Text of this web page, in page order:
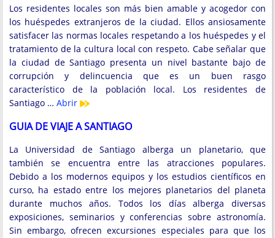
Los residentes locales son más bien amable y acogedor con
los huéspedes extranjeros de la ciudad. Ellos ansiosamente
satisfacer las normas locales respetando a los huéspedes y el
tratamiento de la cultura local con respeto. Cabe señalar que
la ciudad de Santiago presenta un nivel bastante bajo de
corrupción y delincuencia que es un buen rasgo
característico de la población local. Los residentes de
Santiago … Abrir
GUIA DE VIAJE A SANTIAGO
La Universidad de Santiago alberga un planetario, que
también se encuentra entre las atracciones populares.
Debido a los modernos equipos y los estudios científicos en
curso, ha estado entre los mejores planetarios del planeta
durante muchos años. Todos los días alberga diversas
exposiciones, seminarios y conferencias sobre astronomía.
Sin embargo, ofrecen excursiones especiales para que los